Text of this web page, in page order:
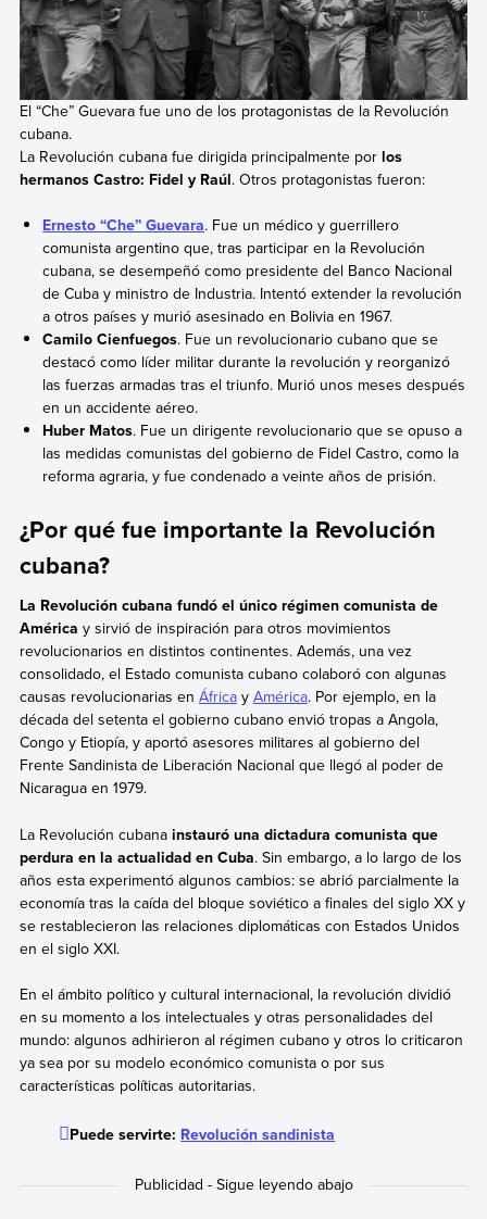
El “Che” Guevara fue uno de los protagonistas de la Revolución
cubana.
La Revolución cubana fue dirigida principalmente por los
hermanos Castro: Fidel y Raúl. Otros protagonistas fueron:
Ernesto “Che” Guevara. Fue un médico y guerrillero
comunista argentino que, tras participar en la Revolución
cubana, se desempeñó como presidente del Banco Nacional
de Cuba y ministro de Industria. Intentó extender la revolución
a otros países y murió asesinado en Bolivia en 1967.
Camilo Cienfuegos. Fue un revolucionario cubano que se
destacó como líder militar durante la revolución y reorganizó
las fuerzas armadas tras el triunfo. Murió unos meses después
en un accidente aéreo.
Huber Matos. Fue un dirigente revolucionario que se opuso a
las medidas comunistas del gobierno de Fidel Castro, como la
reforma agraria, y fue condenado a veinte años de prisión.
¿Por qué fue importante la Revolución
cubana?
La Revolución cubana fundó el único régimen comunista de
América y sirvió de inspiración para otros movimientos
revolucionarios en distintos continentes. Además, una vez
consolidado, el Estado comunista cubano colaboró con algunas
causas revolucionarias en Áfricay América. Por ejemplo, en la
década del setenta el gobierno cubano envió tropas a Angola,
Congo y Etiopía, y aportó asesores militares al gobierno del
Frente Sandinista de Liberación Nacional que llegó al poder de
Nicaragua en 1979.
La Revolución cubanainstauró una dictadura comunista que
perdura en la actualidad en Cuba. Sin embargo, a lo largo de los
años esta experimentó algunos cambios: se abrió parcialmente la
economía tras la caída del bloque soviético a finales del siglo XX y
se restablecieron las relaciones diplomáticas con Estados Unidos
en el siglo XXI.
En el ámbito político y cultural internacional, la revolución dividió
en su momento a los intelectuales y otras personalidades del
mundo: algunos adhirieron al régimen cubano y otros lo criticaron
ya sea por su modelo económico comunista o por sus
características políticas autoritarias.
Puede servirte: Revolución sandinista